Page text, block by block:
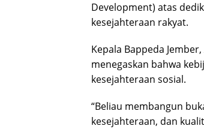
Development) atas
kesejahteraan rakyat.
Kepala Bappeda
menegaskan bahwa
kesejahteraan sosial.
“Beliau membangun
kesejahteraan, dan